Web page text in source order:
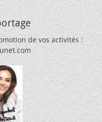
de vos activités :